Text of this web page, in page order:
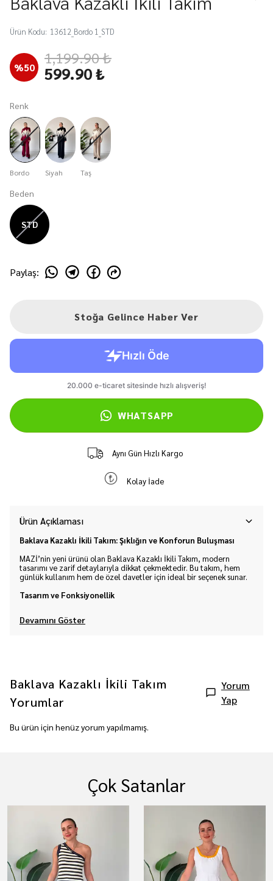
Ürün Kodu: 13612_Bordo 1_STD
%50 1,199.90 ₺
599.90 ₺
Renk
Bordo Siyah Taş
Beden
STD
Paylaş:
Stoğa Gelince Haber Ver
WHATSAPP
Aynı Gün Hızlı Kargo
Kolay İade
Ürün Açıklaması
Baklava Kazaklı İkili Takım: Şıklığın ve Konforun Buluşması
MAZİ’nin yeni ürünü olan Baklava Kazaklı İkili Takım, modern
tasarımı ve zarif detaylarıyla dikkat çekmektedir. Bu takım, hem
günlük kullanım hem de özel davetler için ideal bir seçenek sunar.
Tasarım ve Fonksiyonellik
Devamını Göster
Baklava Kazaklı İkili Takım
Yorumlar
Yorum
Yap
Bu ürün için henüz yorum yapılmamış.
Çok Satanlar